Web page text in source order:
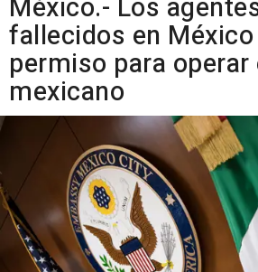
México.- Los
fallecidos en
permiso para operar
mexicano